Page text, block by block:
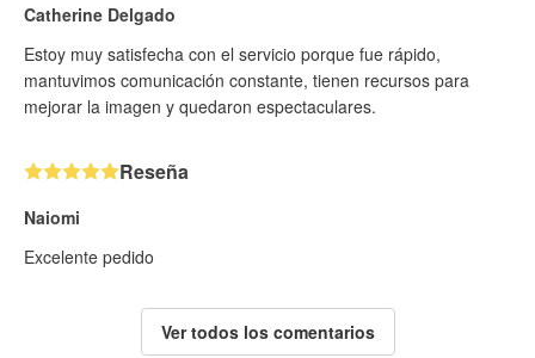
Catherine Delgado
Estoy muy satisfecha con el servicio porque fue rápido,
mantuvimos comunicación constante, tienen recursos para
mejorar la imagen y quedaron espectaculares.
Reseña
Naiomi
Excelente pedido
Ver todos los comentarios